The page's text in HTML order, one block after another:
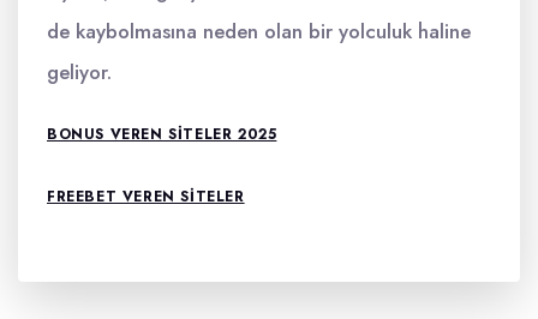
de kaybolmasına neden olan bir yolculuk haline
geliyor.
BONUS VEREN SITELER 2025
FREEBET VEREN SITELER